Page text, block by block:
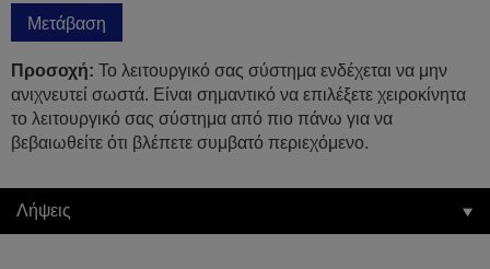
Μετάβαση
Προσοχή: Το λειτουργικό σας σύστημα ενδέχεται να μην
ανιχνευτεί σωστά. Είναι σημαντικό να επιλέξετε χειροκίνητα
το λειτουργικό σας σύστημα από πιο πάνω για να
βεβαιωθείτε ότι βλέπετε συμβατό περιεχόμενο.
Λήψεις